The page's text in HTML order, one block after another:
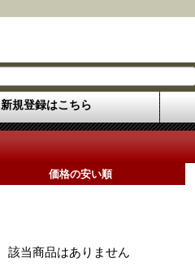
新規登録はこちら
価格の安い順
該当商品はありません